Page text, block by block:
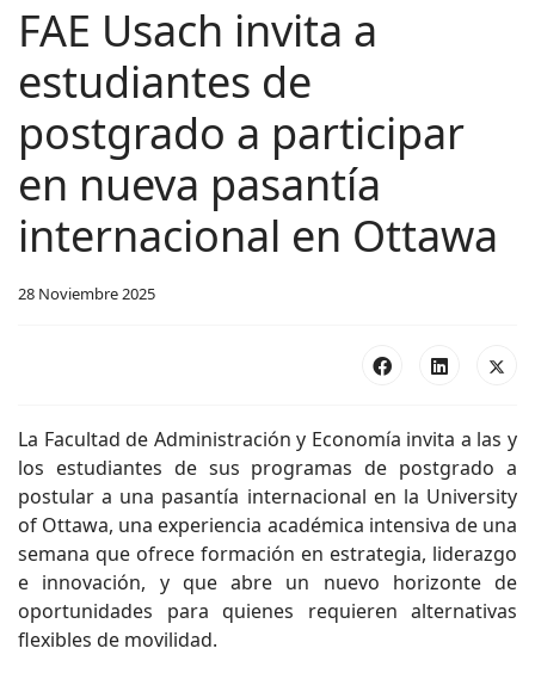
FAE Usach invita a
estudiantes de
postgrado a participar
en nueva pasantía
internacional en Ottawa
28 Noviembre 2025
La Facultad de Administración y Economía invita a las y
los estudiantes de sus programas de postgrado a
postular a una pasantía internacional en la University
of Ottawa, una experiencia académica intensiva de una
semana que ofrece formación en estrategia, liderazgo
e innovación, y que abre un nuevo horizonte de
oportunidades para quienes requieren alternativas
flexibles de movilidad.